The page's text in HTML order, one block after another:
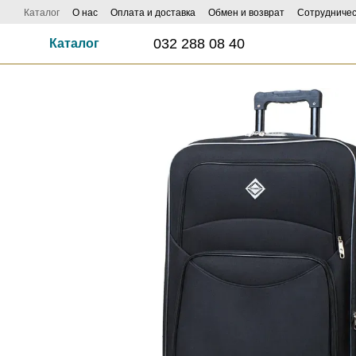
Перейти к основному контенту
Каталог О нас Оплата и доставка Обмен и возврат
Каталог 032 288 08 40